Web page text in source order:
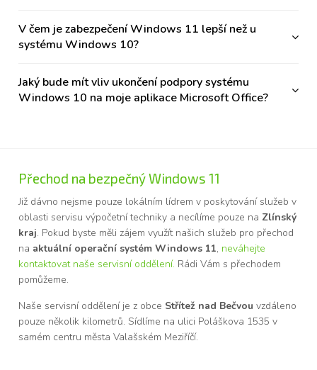
V čem je zabezpečení Windows 11 lepší než u
systému Windows 10?
Jaký bude mít vliv ukončení podpory systému
Windows 10 na moje aplikace Microsoft Office?
Přechod na bezpečný Windows 11
Již dávno nejsme pouze lokálním lídrem v poskytování služeb v
oblasti servisu výpočetní techniky a necílíme pouze na Zlínský
kraj. Pokud byste měli zájem využít našich služeb pro přechod
na aktuální operační systém Windows 11, neváhejte
kontaktovat naše servisní oddělení. Rádi Vám s přechodem
pomůžeme.
Naše servisní oddělení je z obce Střítež nad Bečvou vzdáleno
pouze několik kilometrů. Sídlíme na ulici Poláškova 1535 v
samém centru města Valašském Meziříčí.